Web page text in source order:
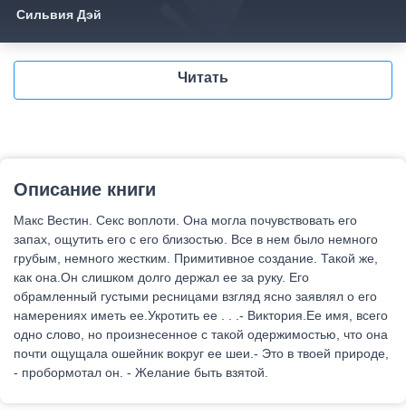
Сильвия Дэй
Читать
Описание книги
Макс Вестин. Секс воплоти. Она могла почувствовать его
запах, ощутить его с его близостью. Все в нем было немного
грубым, немного жестким. Примитивное создание. Такой же,
как она.Он слишком долго держал ее за руку. Его
обрамленный густыми ресницами взгляд ясно заявлял о его
намерениях иметь ее.Укротить ее . . .- Виктория.Ее имя, всего
одно слово, но произнесенное с такой одержимостью, что она
почти ощущала ошейник вокруг ее шеи.- Это в твоей природе,
- пробормотал он. - Желание быть взятой.